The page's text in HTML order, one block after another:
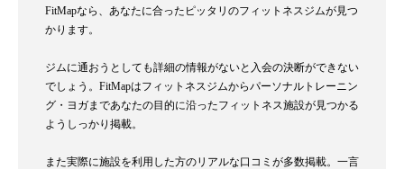
FitMapなら、あなたに合ったピッタリのフィットネスジムが見つ
かります。
ジムに通おうとしても詳細の情報がないと入会の決断ができない
でしょう。FitMapはフィットネスジムからパーソナルトレーニン
グ・ヨガまであなたの目的に沿ったフィットネス施設が見つかる
ようしっかり掲載。
また実際に施設を利用した方のリアルな口コミが多数掲載。一言